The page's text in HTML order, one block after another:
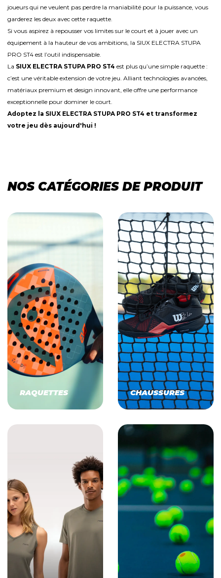
joueurs qui ne veulent pas perdre la maniabilité pour la puissance, vous
garderez les deux avec cette raquette.
Si vous aspirez à repousser vos limites sur le court et à jouer avec un
équipement à la hauteur de vos ambitions, la SIUX ELECTRA STUPA
PRO ST4 est l’outil indispensable.
La SIUX ELECTRA STUPA PRO ST4 est plus qu’une simple raquette :
c’est une véritable extension de votre jeu. Alliant technologies avancées,
matériaux premium et design innovant, elle offre une performance
exceptionnelle pour dominer le court.
Adoptez la SIUX ELECTRA STUPA PRO ST4 et transformez
votre jeu dès aujourd'hui !
NOS CATÉGORIES DE PRODUIT
RAQUETTES CHAUSSURES